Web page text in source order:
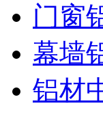
门窗
幕墙
铝材